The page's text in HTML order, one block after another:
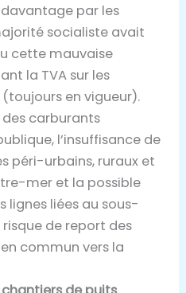
par les
socialiste avait
cette mauvaise
la TVA sur les
en vigueur).
des carburants
l’insuffisance de
péri-urbains, ruraux et
mer et la possible
liées au sous-
de report des
commun vers la